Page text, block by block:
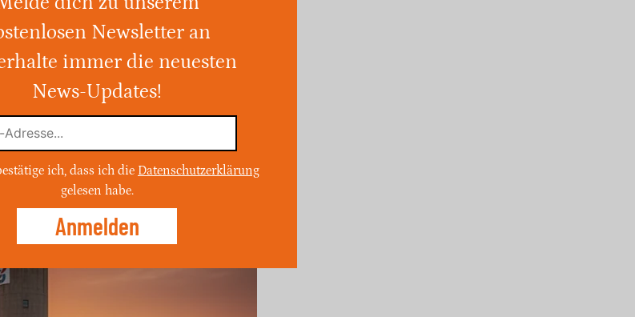
in Dürrezeiten
„Am
in NRW.
um einen bewussten
Newsletter an
immer die neuesten
News-Updates!
ich, dass ich die Datenschutzerklärung
gelesen habe.